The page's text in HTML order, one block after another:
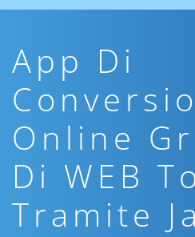
App Di
Online
Di WEB
Tramite